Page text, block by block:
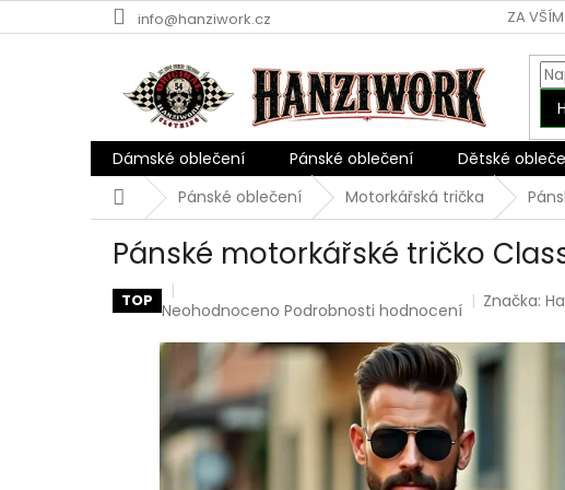
na
info@hanziwork.cz ZA
Dámské oblečení Pánské oblečení Dětské
DomůPánské oblečení Motorkářská trička
Pánské motorkářské tričko
TOP Průměrné
produktu
0,0
z
5
hvězdiček.
Neohodnoceno Podrobnosti hodnocení Značka: